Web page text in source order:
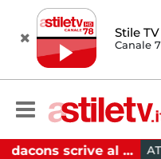
Stile
Canale
Paestum, Codacons scrive al ministro Giuli: "Rilanciare scavi dell'Anfiteatro nell'area archeologica" ATTUALITÀ